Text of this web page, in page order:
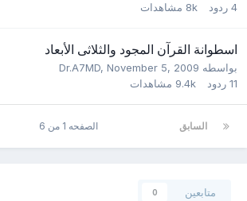
4 ردود 8k مشاهدات
اسطوانة القرآن المجود والثلاثى الأبعاد
بواسطه Dr.A7MD ,November 5, 2009
11 ردود 9.4k مشاهدات
السابق الصفحه 1 من 6
متابعين 0